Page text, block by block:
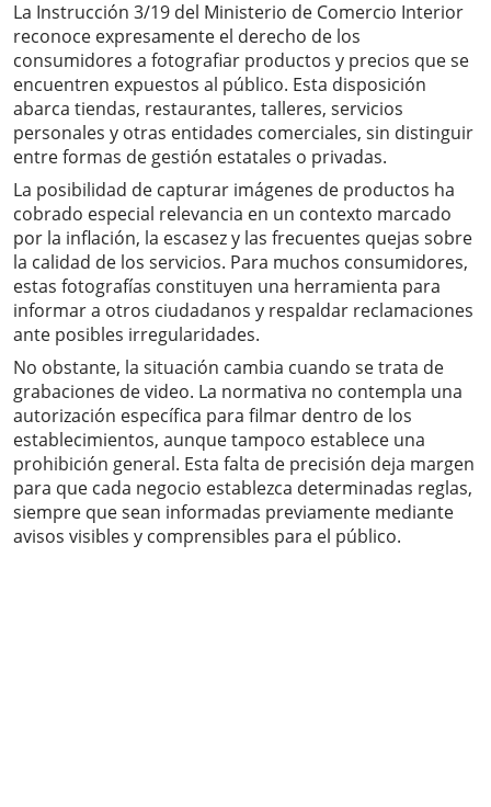
La Instrucción 3/19 del Ministerio de Comercio Interior
reconoce expresamente el derecho de los
consumidores a fotografiar productos y precios que se
encuentren expuestos al público. Esta disposición
abarca tiendas, restaurantes, talleres, servicios
personales y otras entidades comerciales, sin distinguir
entre formas de gestión estatales o privadas.
La posibilidad de capturar imágenes de productos ha
cobrado especial relevancia en un contexto marcado
por la inflación, la escasez y las frecuentes quejas sobre
la calidad de los servicios. Para muchos consumidores,
estas fotografías constituyen una herramienta para
informar a otros ciudadanos y respaldar reclamaciones
ante posibles irregularidades.
No obstante, la situación cambia cuando se trata de
grabaciones de video. La normativa no contempla una
autorización específica para filmar dentro de los
establecimientos, aunque tampoco establece una
prohibición general. Esta falta de precisión deja margen
para que cada negocio establezca determinadas reglas,
siempre que sean informadas previamente mediante
avisos visibles y comprensibles para el público.